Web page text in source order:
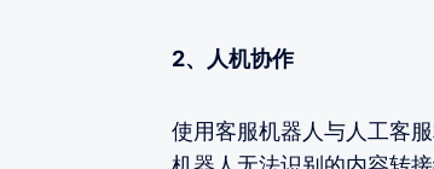
2、人机协作
使用客服机器人与人工客